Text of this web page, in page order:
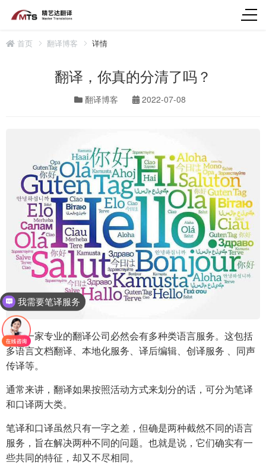
首页 翻译博客 详情
翻译，你真的分清了吗？
翻译博客 2022-07-08
作为一家专业的翻译公司必然会有多种类语言服务。这包括
多语言文档翻译、本地化服务、译后编辑、创译服务 、同声
传译等。
通常来讲，翻译如果按照活动方式来划分的话，可分为笔译
和口译两大类。
笔译和口译虽然只有一字之差，但确是两种截然不同的语言
服务，旨在解决两种不同的问题。也就是说，它们确实有一
些共同的特征，却又不尽相同。
我需要笔译服务